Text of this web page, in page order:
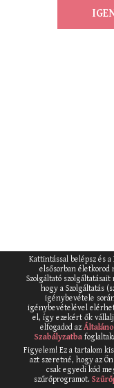
Kattintással belépsz és
elsősorban életkorod
Szolgáltató
hogy a Szolgáltatás
igénybevétele
igénybevételével
el, így ezekért ők
elfogadod az
Szabályzatba
Figyelem! Ez a tartalom
azt szeretné, hogy az
csak egyedi kód
szűrőprogramot.